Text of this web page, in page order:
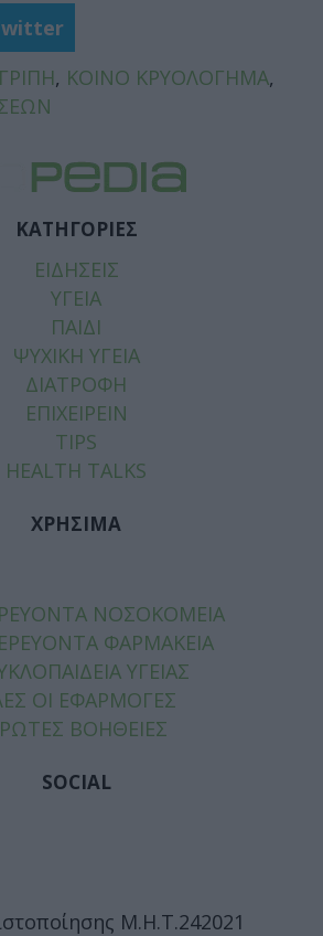
ΓΡΙΠΗ, ΚΟΙΝΟ ΚΡΥΟΛΟΓΗΜΑ,
ΚΑΤΗΓΟΡΙΕΣ
ΕΙΔΗΣΕΙΣ
ΥΓΕΙΑ
ΠΑΙΔΙ
ΨΥΧΙΚΗ ΥΓΕΙΑ
ΔΙΑΤΡΟΦΗ
ΕΠΙΧΕΙΡΕΙΝ
TIPS
HEALTH TALKS
ΧΡΗΣΙΜΑ
ΝΟΣΟΚΟΜΕΙΑ
ΦΑΡΜΑΚΕΙΑ
ΥΓΕΙΑΣ
ΟΙ ΕΦΑΡΜΟΓΕΣ
ΒΟΗΘΕΙΕΣ
SOCIAL
Μ.Η.Τ.242021